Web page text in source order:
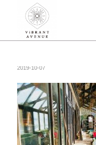
2019-10-07